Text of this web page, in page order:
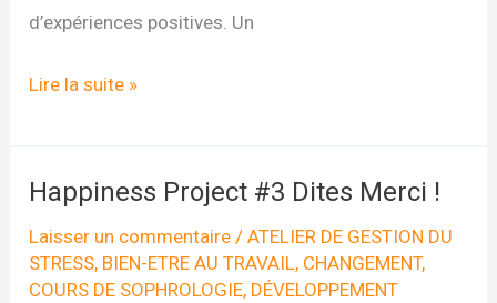
d’expériences positives. Un
VIVE
DE
BANANE
!
Lire la suite »
Happiness Project #3 Dites Merci !
Laisser un commentaire /ATELIER DE GESTION DU
STRESS, BIEN-ETRE AU TRAVAIL, CHANGEMENT,
COURS DE SOPHROLOGIE, DÉVELOPPEMENT